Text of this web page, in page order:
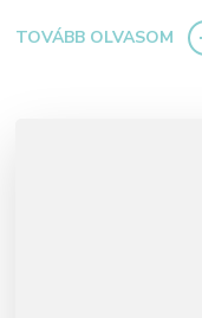
TOVÁBB OLVASOM